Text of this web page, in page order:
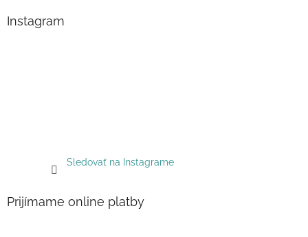
Instagram
Sledovať na Instagrame
Prijímame online platby